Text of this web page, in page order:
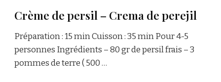
Crème de persil – Crema de perejil
Préparation : 15 min Cuisson : 35 min Pour 4-5
personnes Ingrédients – 80 gr de persil frais – 3
pommes de terre ( 500 …